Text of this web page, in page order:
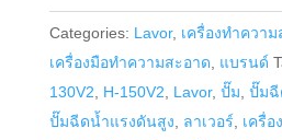
ระบบ
ไอ
น้ำ
Lavor
รุ่น
Categories: Lavor, เครื่องทำควา
เครื่องมือทำความสะอาด, แบรนด์
130V2, H-150V2, Lavor, ปั๊ม, ปั๊มฉี
ปั๊มฉีดน้ำแรงดันสูง, ลาเวอร์, เครื่อ